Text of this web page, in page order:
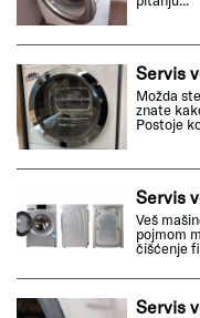
Servis
Možda
znate
Postoje
Servis
Veš
pojmom
čišćenje
Servis